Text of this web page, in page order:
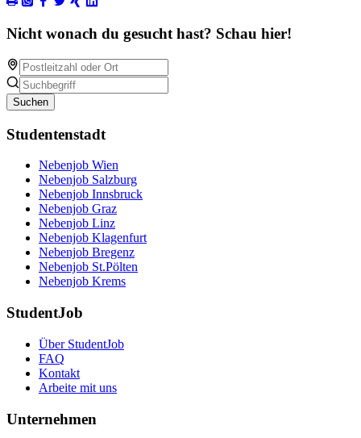
Nicht wonach du gesucht hast? Schau hier!
Suchen
Studentenstadt
Nebenjob Wien
Nebenjob Salzburg
Nebenjob Innsbruck
Nebenjob Graz
Nebenjob Linz
Nebenjob Klagenfurt
Nebenjob Bregenz
Nebenjob St.Pölten
Nebenjob Krems
StudentJob
Über StudentJob
FAQ
Kontakt
Arbeite mit uns
Unternehmen